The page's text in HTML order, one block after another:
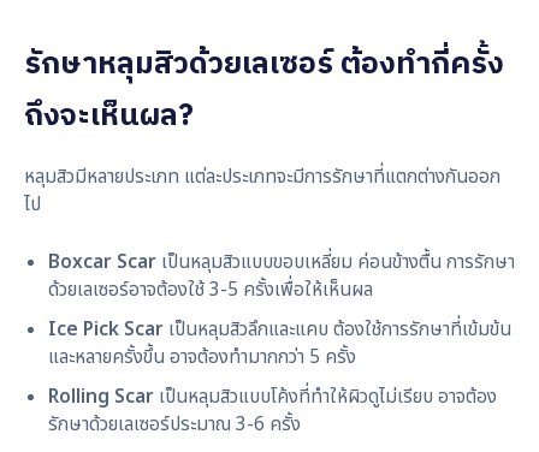
รักษาหลุมสิวด้วยเลเซอร์ ต้องทำกี่ครั้ง
ถึงจะเห็นผล?
หลุมสิวมีหลายประเภท แต่ละประเภทจะมีการรักษาที่แตกต่างกันออก
ไป
Boxcar Scar เป็นหลุมสิวแบบขอบเหลี่ยม ค่อนข้างตื้น การรักษา
ด้วยเลเซอร์อาจต้องใช้ 3-5 ครั้งเพื่อให้เห็นผล
Ice Pick Scar เป็นหลุมสิวลึกและแคบ ต้องใช้การรักษาที่เข้มข้น
และหลายครั้งขึ้น อาจต้องทำมากกว่า 5 ครั้ง
Rolling Scar เป็นหลุมสิวแบบโค้งที่ทำให้ผิวดูไม่เรียบ อาจต้อง
รักษาด้วยเลเซอร์ประมาณ 3-6 ครั้ง